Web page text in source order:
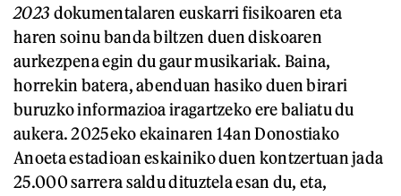
2023 dokumentalaren euskarri fisikoaren eta
haren soinu banda biltzen duen diskoaren
aurkezpena egin du gaur musikariak. Baina,
horrekin batera, abenduan hasiko duen birari
buruzko informazioa iragartzeko ere baliatu du
aukera. 2025eko ekainaren 14an Donostiako
Anoeta estadioan eskainiko duen kontzertuan jada
25.000 sarrera saldu dituztela esan du, eta,